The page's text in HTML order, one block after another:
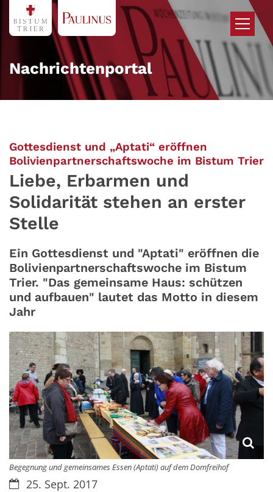
Zum Inhalt springen
Nachrichtenportal
Gottesdienst und „Aptati“ eröffnen
Bolivienpartnerschaftswoche im Bistum Trier:
Liebe, Erbarmen und
Solidarität stehen an erster
Stelle
Ein Gottesdienst und "Aptati" eröffnen die
Bolivienpartnerschaftswoche im Bistum
Trier. "Das gemeinsame Haus: schützen
und aufbauen" lautet das Motto in diesem
Jahr
Begegnung und gemeinsames Essen (Aptati) auf dem Domfreihof
Datum:25. Sept. 2017